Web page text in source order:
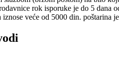
rok isporuke je do 5 dana
veće od 5000 din. poštarina